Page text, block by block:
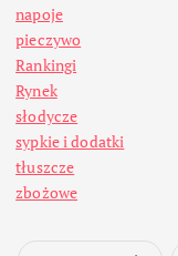
napoje
pieczywo
Rankingi
Rynek
słodycze
sypkie i dodatki
tłuszcze
zbożowe